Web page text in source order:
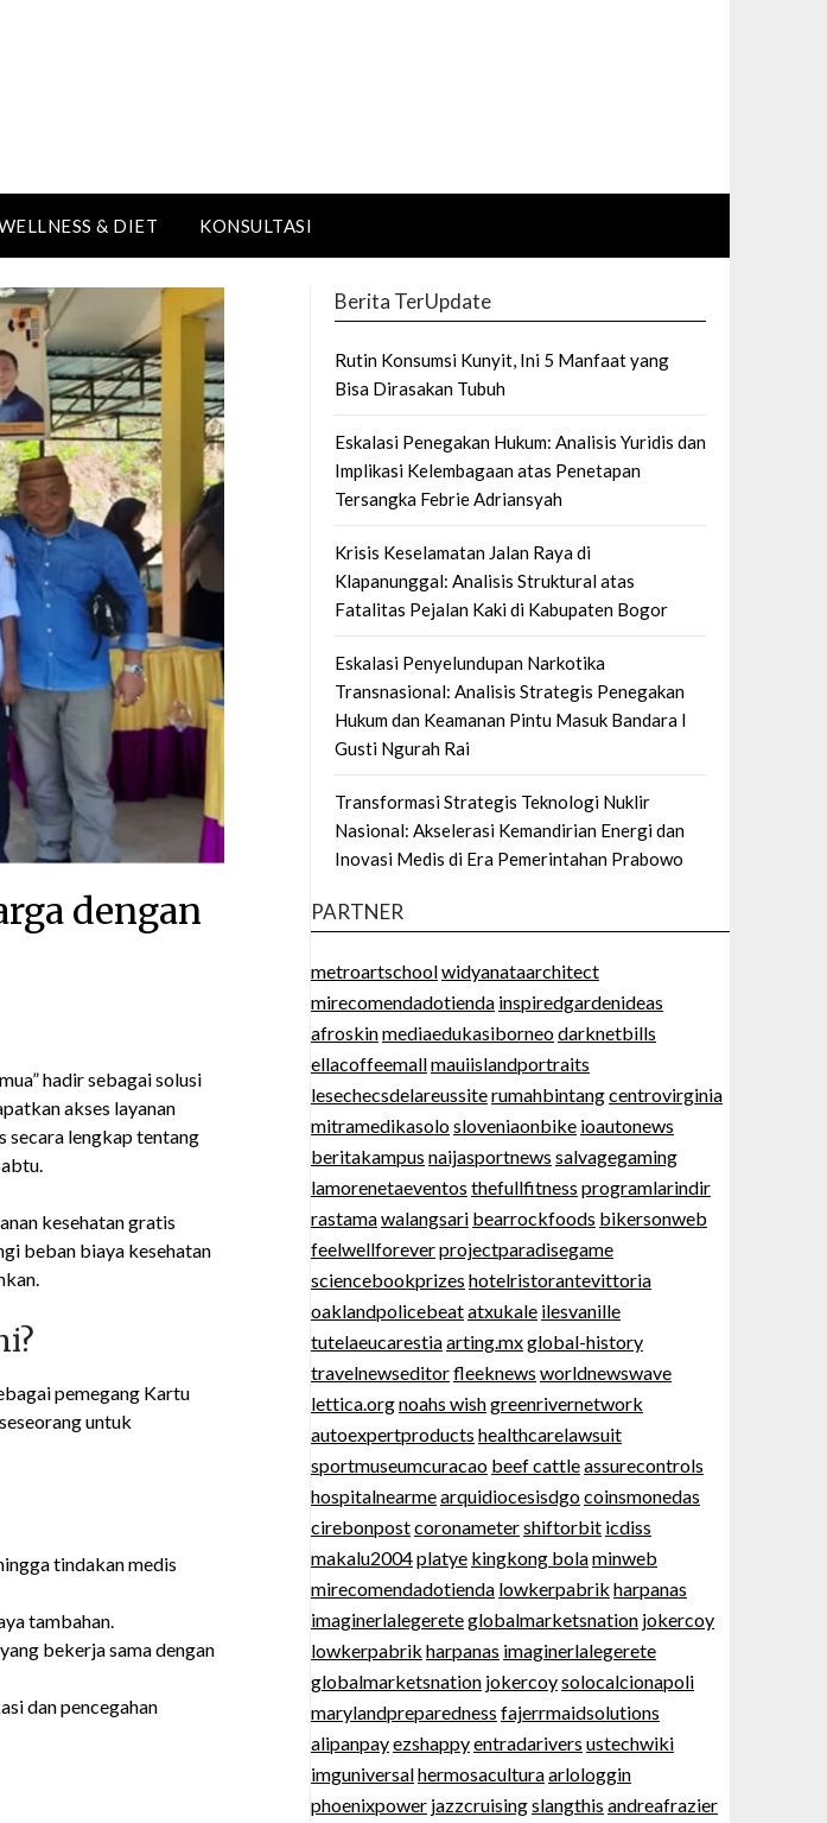
& DIET KONSULTASI
dengan
hadir sebagai solusi
akses layanan
secara lengkap tentang
kesehatan gratis
beban biaya kesehatan
pemegang Kartu
untuk
tindakan medis
tambahan.
bekerja sama dengan
dan pencegahan
Berita TerUpdate
Rutin Konsumsi Kunyit, Ini 5 Manfaat yang
Bisa Dirasakan Tubuh
Eskalasi Penegakan Hukum: Analisis Yuridis dan
Implikasi Kelembagaan atas Penetapan
Tersangka Febrie Adriansyah
Krisis Keselamatan Jalan Raya di
Klapanunggal: Analisis Struktural atas
Fatalitas Pejalan Kaki di Kabupaten Bogor
Eskalasi Penyelundupan Narkotika
Transnasional: Analisis Strategis Penegakan
Hukum dan Keamanan Pintu Masuk Bandara I
Gusti Ngurah Rai
Transformasi Strategis Teknologi Nuklir
Nasional: Akselerasi Kemandirian Energi dan
Inovasi Medis di Era Pemerintahan Prabowo
PARTNER
metroartschoolwidyanataarchitect
mirecomendadotienda inspiredgardenideas
afroskinmediaedukasiborneodarknetbills
ellacoffeemallmauiislandportraits
lesechecsdelareussiterumahbintangcentrovirginia
mitramedikasolosloveniaonbike ioautonews
beritakampus naijasportnews salvagegaming
lamorenetaeventos thefullfitness programlarindir
rastamawalangsari bearrockfoods bikersonweb
feelwellforeverprojectparadisegame
sciencebookprizes hotelristorantevittoria
oaklandpolicebeatatxukale ilesvanille
tutelaeucarestiaarting.mxglobal-history
travelnewseditorfleeknews worldnewswave
lettica.orgnoahs wishgreenrivernetwork
autoexpertproducts healthcarelawsuit
sportmuseumcuracao beef cattleassurecontrols
hospitalnearmearquidiocesisdgocoinsmonedas
cirebonpostcoronametershiftorbit icdiss
makalu2004platye kingkong bolaminweb
mirecomendadotienda lowkerpabrik harpanas
imaginerlalegereteglobalmarketsnation jokercoy
lowkerpabrik harpanas imaginerlalegerete
globalmarketsnation jokercoysolocalcionapoli
marylandpreparedness fajerrmaidsolutions
alipanpayezshappyentradarivers ustechwiki
imguniversalhermosaculturaarlologgin
phoenixpower jazzcruisingslangthis andreafrazier